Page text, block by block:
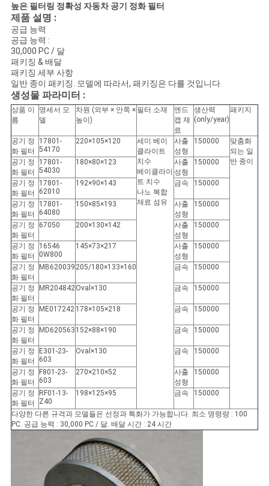
하
다
사
이
트
맵
PRIVACY
POLICY
높은 필터링 정확성 자동차 공기 정화 필터
제품 설명 :
공급 능력
공급 능력 :
30,000 PC / 달
패키징 & 배달
패키징 세부 사항
일반 종이 패키징. 모델에 따라서, 패키징은 다를 것입니다.
생성물 파라미터 :
상품 이
름
명세서 모
델
차원 (외부 × 안쪽 ×
높이)
필터 소재
엔드
캡 재
료
생산력
(only/year)
패키지
공기 정
화 필터
17801-
54170
220×105×120
세미 베이
클라이트
치수
베이클라이
트 치수
나노 복합
재료 섬유
사출
성형
150000
맞춤화
되는 일
반 종이
공기 정
화 필터
17801-
54030
180×80×123
사출
성형
150000
공기 정
화 필터
17801-
62010
192×90×143 금속 150000
공기 정
화 필터
17801-
64080
150×85×193
사출
성형
150000
공기 정
화 필터
67050 200×130×142
사출
성형
150000
공기 정
화 필터
16546
0W800
145×73×217
사출
성형
150000
공기 정
화 필터
MB620039 205/180×133×160 금속 150000
공기 정
화 필터
MR204842Oval×130 금속 150000
공기 정
화 필터
ME017242 178×105×218 금속 150000
공기 정
화 필터
MD620563 152×88×190 금속 150000
공기 정
화 필터
E301-23-
603
Oval×130 금속 150000
공기 정
화 필터
F801-23-
603
270×210×52
사출
성형
150000
공기 정
화 필터
RF01-13-
Z40
198×125×95 금속 150000
다양한 다른 규격과 모델들은 선정과 특화가 가능합니다. 최소 명령량 : 100
PC. 공급 능력 : 30,000 PC / 달. 배달 시간 : 24 시간